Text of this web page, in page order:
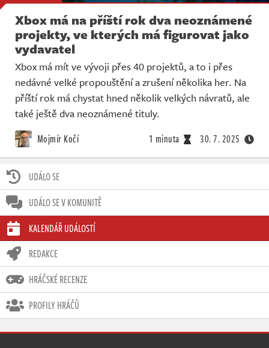
UDÁLO SE
UDÁLO SE V KOMUNITĚ
KALENDÁŘ UDÁLOSTÍ
REDAKCE
HRÁČSKÉ RECENZE
PROFILY HRÁČŮ
Xbox má na příští rok dva neoznámené
projekty, ve kterých má figurovat jako
vydavatel
Xbox má mít ve vývoji přes 40 projektů, a to i přes
nedávné velké propouštění a zrušení několika her. Na
příští rok má chystat hned několik velkých návratů, ale
také ještě dva neoznámené tituly.
Mojmír Kočí 1 minuta 30. 7. 2025